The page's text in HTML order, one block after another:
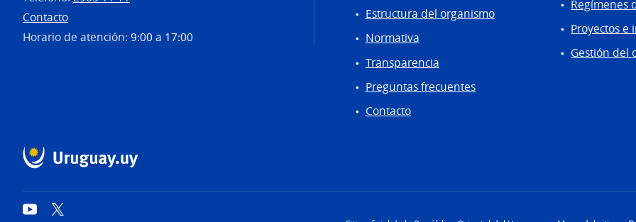
Contacto
Horario de atención: 9:00 a 17:00
Estructura del organismo
Normativa
Transparencia
Preguntas frecuentes
Contacto
Regímenes
Proyectos e
Gestión del
YouTube